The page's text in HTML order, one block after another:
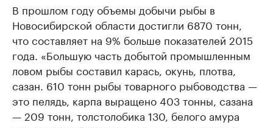
В прошлом году объемы добычи рыбы в
Новосибирской области достигли 6870 тонн,
что составляет на 9% больше показателей 2015
года. «Большую часть добытой промышленным
ловом рыбы составил карась, окунь, плотва,
сазан. 610 тонн рыбы товарного рыбоводства —
это пелядь, карпа выращено 403 тонны, сазана
— 209 тонн, толстолобика 130, белого амура